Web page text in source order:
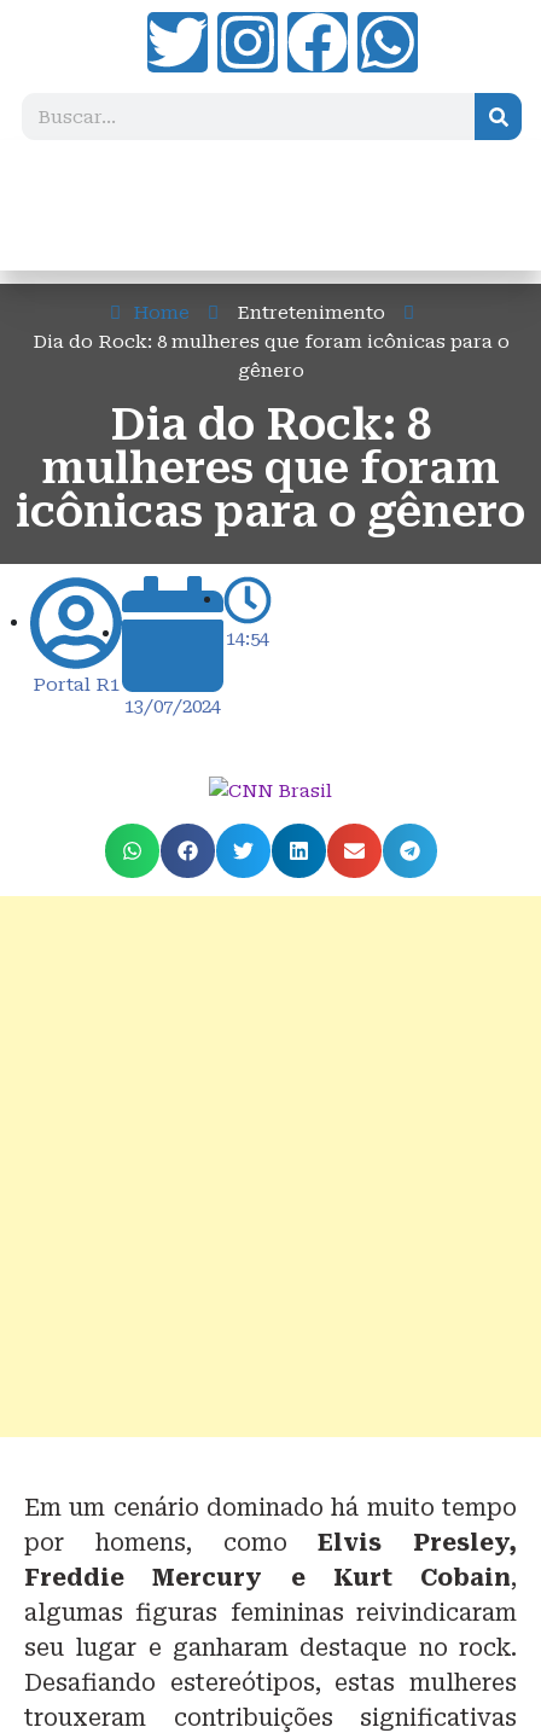
Home
Entretenimento
Dia do Rock: 8 mulheres que foram icônicas para o
gênero
Dia do Rock: 8
mulheres que foram
icônicas para o gênero
Portal R1
13/07/2024
14:54
Em um cenário dominado há muito tempo
por homens, comoElvis Presley,
Freddie Mercury e Kurt Cobain,
algumas figuras femininas reivindicaram
seu lugar e ganharam destaque no rock.
Desafiando estereótipos, estas mulheres
trouxeram contribuições significativas